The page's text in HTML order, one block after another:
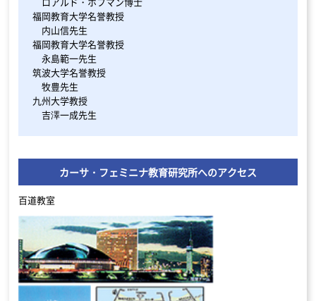
福岡教育大学名誉教授
内山信先生
福岡教育大学名誉教授
永島範一先生
筑波大学名誉教授
牧豊先生
九州大学教授
吉澤一成先生
カーサ・フェミニナ教育研究所へのアクセス
百道教室